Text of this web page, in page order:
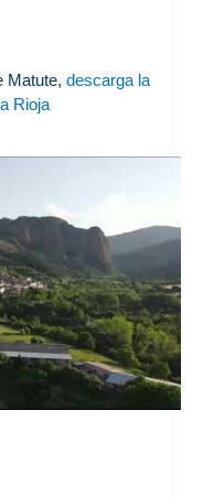
Matute, descarga la
Rioja